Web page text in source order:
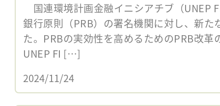
国連環境計画金融イニシアチブ（UNEP
銀行原則（PRB）の署名機関に対し、新た
た。PRBの実効性を高めるためのPRB改革
UNEP FI […]
2024/11/24